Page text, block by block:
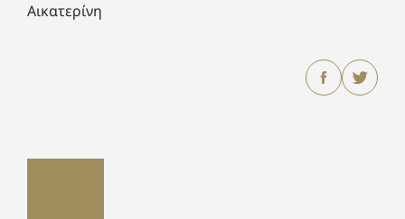
Αικατερίνη